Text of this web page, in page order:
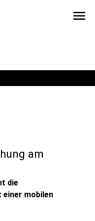
menu
am
die
mobilen